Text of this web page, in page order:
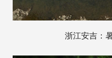
浙江安吉：